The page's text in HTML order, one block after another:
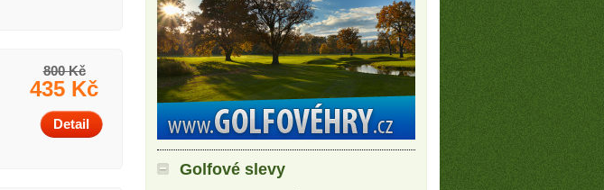
800 Kč
435 Kč
Detail
Golfové slevy